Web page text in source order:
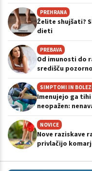
PREHRANA
Želite shujšati?
dieti
PREBAVA
Od imunosti do
središču
SIMPTOMI IN
Imenujejo ga
neopažen:
NOVICE
Nove raziskave
privlačijo